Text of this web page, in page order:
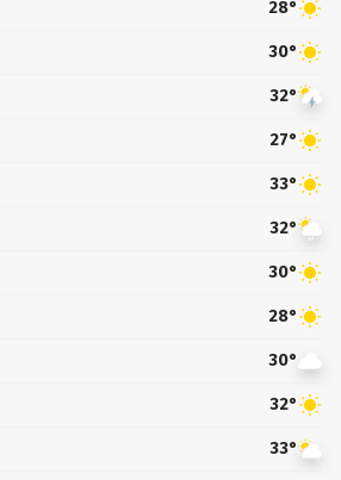
28°
30°
32°
27°
33°
32°
30°
28°
30°
32°
33°